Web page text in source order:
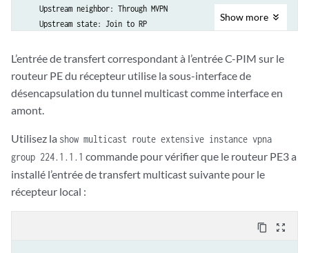
    Upstream neighbor: Through MVPN
    Upstream state: Join to RP
        Interface: so-0/2/0.0
Group: 224.1.1.1
    Source: 192.168.1.2
    Upstream protocol: BGP
    Upstream interface: Through BGP
    Upstream neighbor: Through MVPN
    Upstream state: Join to Source
Show more
L’entrée de transfert correspondant à l’entrée C-PIM sur le
routeur PE du récepteur utilise la sous-interface de
désencapsulation du tunnel multicast comme interface en
amont.
Utilisez la show multicast route extensive instance vpna
group 224.1.1.1 commande pour vérifier que le routeur PE3 a
installé l’entrée de transfert multicast suivante pour le
récepteur local :
content_copy zoom_out_map